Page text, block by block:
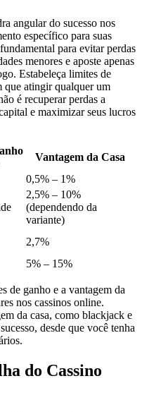
angular do sucesso nos
específico para suas
para evitar perdas
menores e aposte apenas
Estabeleça limites de
que atingir qualquer um
é recuperar perdas a
e maximizar seus lucros
Vantagem da Casa
0,5% – 1%
2,5% – 10%
(dependendo da
variante)
2,7%
5% – 15%
de ganho e a vantagem da
nos cassinos online.
da casa, como blackjack e
desde que você tenha
do Cassino